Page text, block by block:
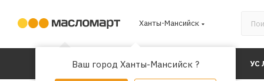
Ханты-Мансийск
Ваш город Ханты-Мансийск ?
КАТАЛОГ АКЦИИ